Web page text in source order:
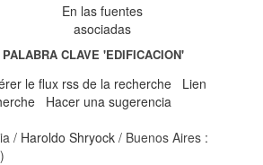
En las fuentes
asociadas
PALABRA CLAVE'EDIFICACION'
le flux rss de la recherche
Lien
Hacer una sugerencia
/ Haroldo Shryock / Buenos Aires :